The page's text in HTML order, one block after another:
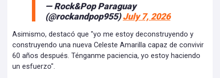
— Rock&Pop Paraguay
(@rockandpop955)July 7, 2026
Asimismo, destacó que "yo me estoy deconstruyendo y
construyendo una nueva Celeste Amarilla capaz de convivir
60 años después. Ténganme paciencia, yo estoy haciendo
un esfuerzo".